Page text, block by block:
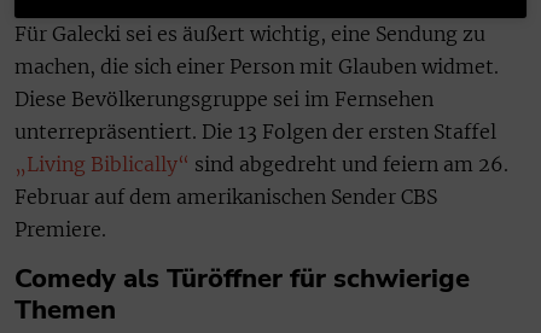
Für Galecki sei es äußert wichtig, eine Sendung zu
machen, die sich einer Person mit Glauben widmet.
Diese Bevölkerungsgruppe sei im Fernsehen
unterrepräsentiert. Die 13 Folgen der ersten Staffel
„Living Biblically“ sind abgedreht und feiern am 26.
Februar auf dem amerikanischen Sender CBS
Premiere.
Comedy als Türöffner für schwierige
Themen